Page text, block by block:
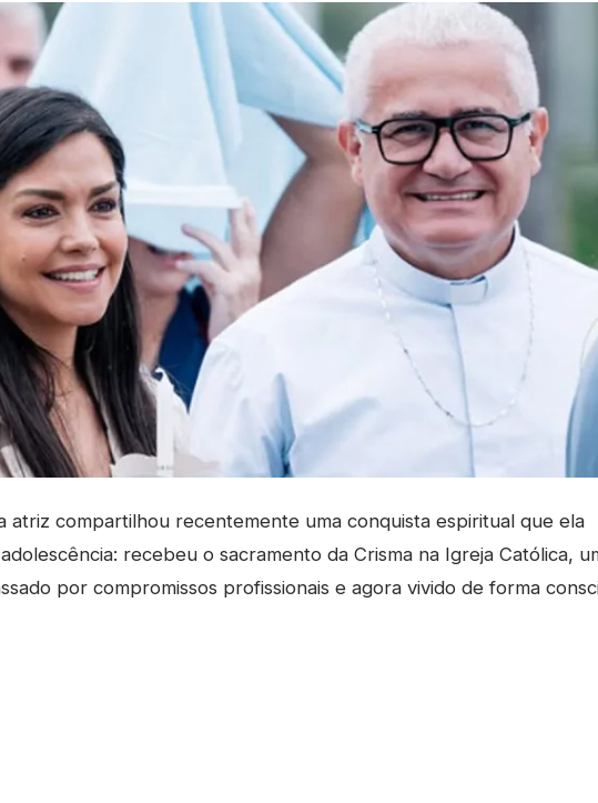
atriz compartilhou recentemente uma conquista espiritual que ela
recebeu o sacramento da Crisma na Igreja Católica,
por compromissos profissionais e agora vivido de forma